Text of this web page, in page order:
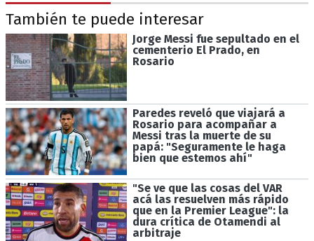
También te puede interesar
Jorge Messi fue sepultado en el
cementerio El Prado, en
Rosario
Paredes reveló que viajará a
Rosario para acompañar a
Messi tras la muerte de su
papá: "Seguramente le haga
bien que estemos ahí"
"Se ve que las cosas del VAR
acá las resuelven más rápido
que en la Premier League": la
dura crítica de Otamendi al
arbitraje